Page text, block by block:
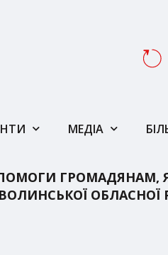
МЕДІА
ГРОМАДЯНАМ,
ОБЛАСНОЇ